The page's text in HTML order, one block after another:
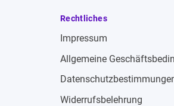
Rechtliches
Impressum
Allgemeine
Widerrufsbelehrung